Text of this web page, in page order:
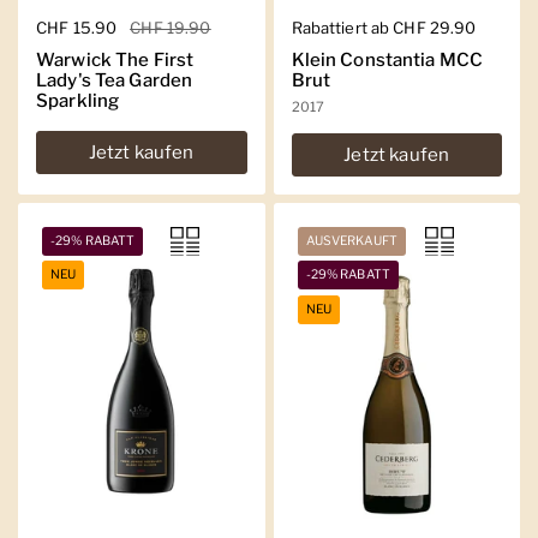
Regulärer Preis
CHF 15.90 Sale-Preis
CHF 19.90
Warwick The First
Lady's Tea Garden
Sparkling
Jetzt kaufen
Regulärer Preis
Rabattiert ab CHF 29.90
Klein Constantia MCC
Brut
2017
Jetzt kaufen
-29% RABATT
NEU
AUSVERKAUFT
-29% RABATT
NEU